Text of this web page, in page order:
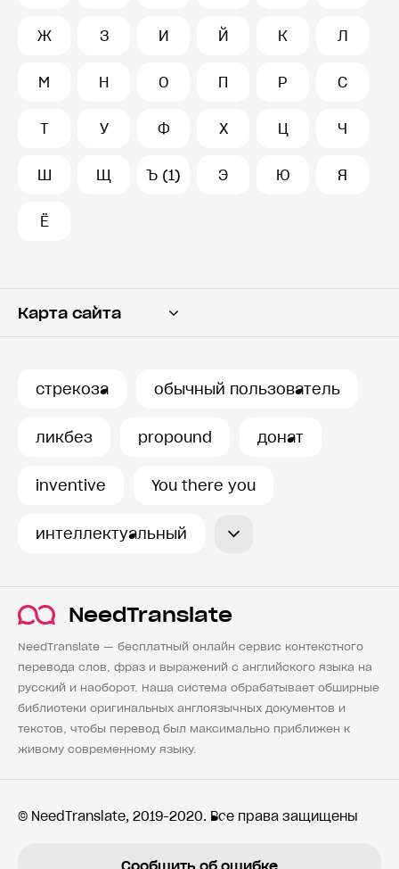
Ж З И Й К Л
М Н О П Р С
Т У Ф Х Ц Ч
Ш Щ Ъ (1) Э Ю Я
Ё
Карта сайта
стрекоза обычный пользователь
ликбез propound донат
inventive You there you
интеллектуальный
NeedTranslate
NeedTranslate — бесплатный онлайн сервис контекстного
перевода слов, фраз и выражений с английского языка на
русский и наоборот. Наша система обрабатывает обширные
библиотеки оригинальных англоязычных документов и
текстов, чтобы перевод был максимально приближен к
живому современному языку.
© NeedTranslate, 2019-2020. Все права защищены